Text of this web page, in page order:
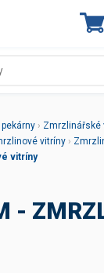
› Zmrzlinářské
vitríny ›
vitríny
-